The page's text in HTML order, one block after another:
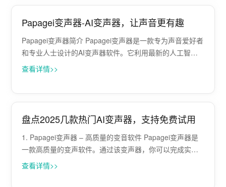
下7个最好的变声器推荐。相信透过我···
Papagei变声器-AI变声器，让声音更有趣
Papagei变声器简介 Papagei变声器是一款专为声音爱好者
和专业人士设计的AI变声器软件。它利用最新的人工智能
技术，能够将你的声音转换成各种不同的风格和效果，从
查看详情>>
盘点2025几款热门AI变声器，支持免费试用
1. Papagei变声器 – 高质量的变音软件 Papagei变声器是
一款高质量的变声软件。通过该变声器，你可以完成实时
变声、录音变声及文件变声等操作。这款软件拥有多种预
查看详情>>